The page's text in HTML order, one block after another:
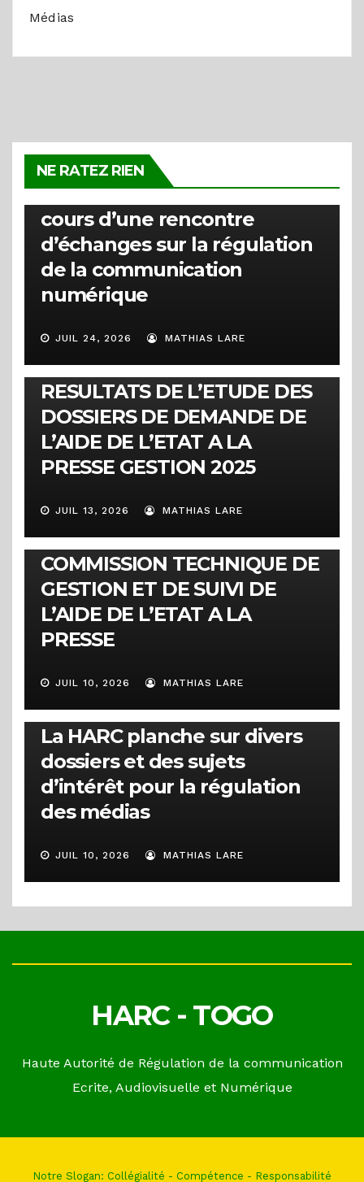
Médias
NE RATEZ RIEN
ACTUALITÉS
La HARC clarifie la distinction
entre les types de badges au
cours d’une rencontre
d’échanges sur la régulation
de la communication
numérique
JUIL 24, 2026 MATHIAS LARE
COMMUNIQUÉS
RESULTATS DE L’ETUDE DES
DOSSIERS DE DEMANDE DE
L’AIDE DE L’ETAT A LA
PRESSE GESTION 2025
JUIL 13, 2026 MATHIAS LARE
COMMUNIQUÉS
COMMUNIQUE DE LA
COMMISSION TECHNIQUE DE
GESTION ET DE SUIVI DE
L’AIDE DE L’ETAT A LA
PRESSE
JUIL 10, 2026 MATHIAS LARE
ACTUALITÉS
1ère session ordinaire 2026 :
La HARC planche sur divers
dossiers et des sujets
d’intérêt pour la régulation
des médias
JUIL 10, 2026 MATHIAS LARE
HARC - TOGO
Haute Autorité de Régulation de la communication
Ecrite, Audiovisuelle et Numérique
Notre Slogan: Collégialité - Compétence - Responsabilité